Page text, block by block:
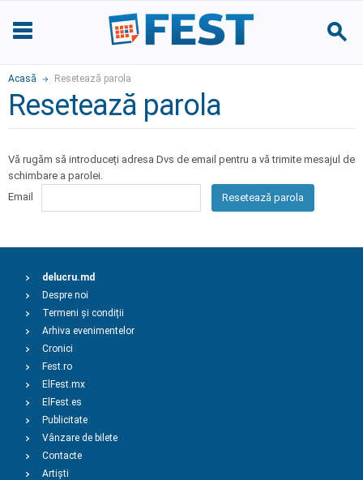
Acasă Resetează parola
Resetează parola
Vă rugăm să introduceți adresa Dvs de email pentru a vă trimite mesajul de
schimbare a parolei.
Email
Resetează parola
delucru.md
Despre noi
Termeni și condiții
Arhiva evenimentelor
Cronici
Fest.ro
ElFest.mx
ElFest.es
Publicitate
Vânzare de bilete
Contacte
Artiști